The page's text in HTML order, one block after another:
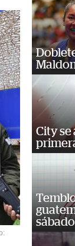
City se
sábado